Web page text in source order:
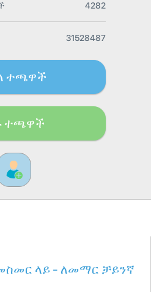
4282
31528487
ተጫዋች
ተጫዋች
ላይ - ለመማር ቻይንኛ